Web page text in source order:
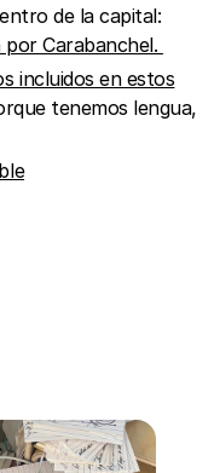
de la capital:
Carabanchel.
incluidos en estos
tenemos lengua,